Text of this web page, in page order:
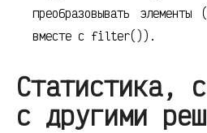
преобразовывать элементы
вместе с filter()).
Статистика,
с другими